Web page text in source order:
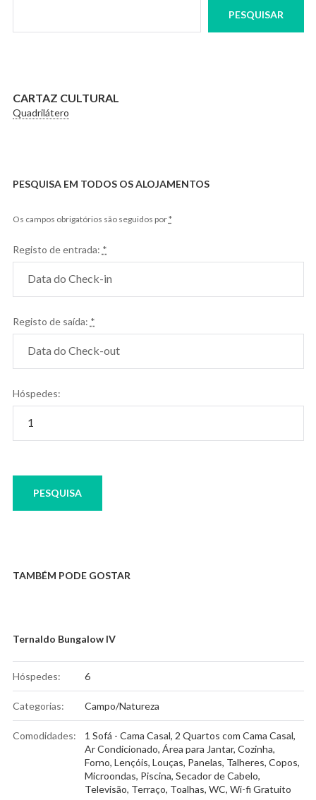
PESQUISAR
CARTAZ CULTURAL
Quadrilátero
PESQUISA EM TODOS OS ALOJAMENTOS
Os campos obrigatórios são seguidos por*
Registo de entrada: *
Registo de saída: *
Hóspedes:
TAMBÉM PODE GOSTAR
Ternaldo Bungalow IV
Hóspedes: 6
Categorias: Campo/Natureza
Comodidades: 1 Sofá - Cama Casal, 2 Quartos com Cama Casal,
Ar Condicionado, Área para Jantar, Cozinha,
Forno, Lençóis, Louças, Panelas, Talheres, Copos,
Microondas, Piscina, Secador de Cabelo,
Televisão, Terraço, Toalhas, WC, Wi-fi Gratuito